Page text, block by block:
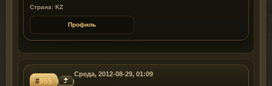
Страна: KZ
Профиль
#955
Среда, 2012-08-29, 01:09